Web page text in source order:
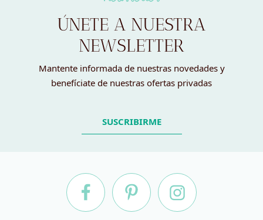
ÚNETE A NUESTRA
NEWSLETTER
Mantente informada de nuestras novedades y
benefíciate de nuestras ofertas privadas
SUSCRIBIRME